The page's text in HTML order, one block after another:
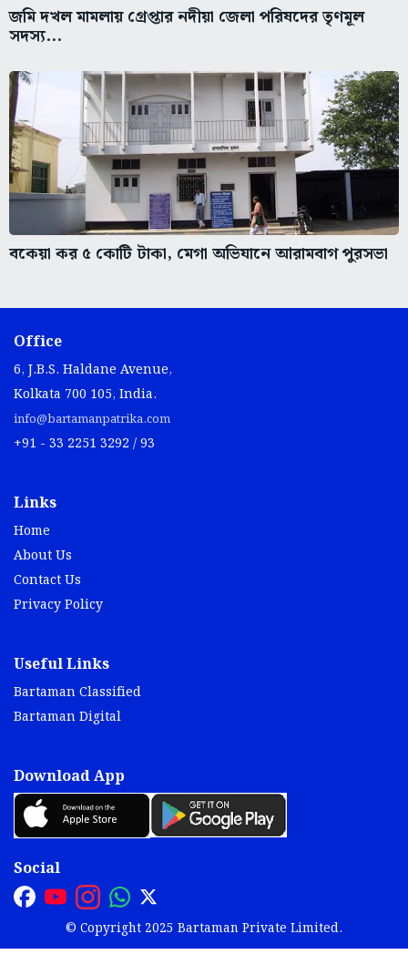
জমি দখল মামলায় গ্রেপ্তার নদীয়া জেলা পরিষদের তৃণমূল
সদস্য...
বকেয়া কর ৫ কোটি টাকা, মেগা অভিযানে আরামবাগ পুরসভা
Office
6, J.B.S. Haldane Avenue,
Kolkata 700 105, India.
info@bartamanpatrika.com
+91 - 33 2251 3292 / 93
Links
Home
About Us
Contact Us
Privacy Policy
Useful Links
Bartaman Classified
Bartaman Digital
Download App
Social
© Copyright 2025 Bartaman Private Limited.